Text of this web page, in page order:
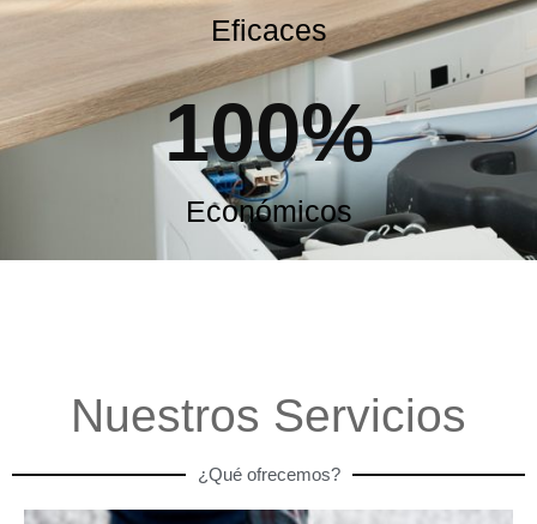
Eficaces
Económicos
100%
Nuestros Servicios
¿Qué ofrecemos?